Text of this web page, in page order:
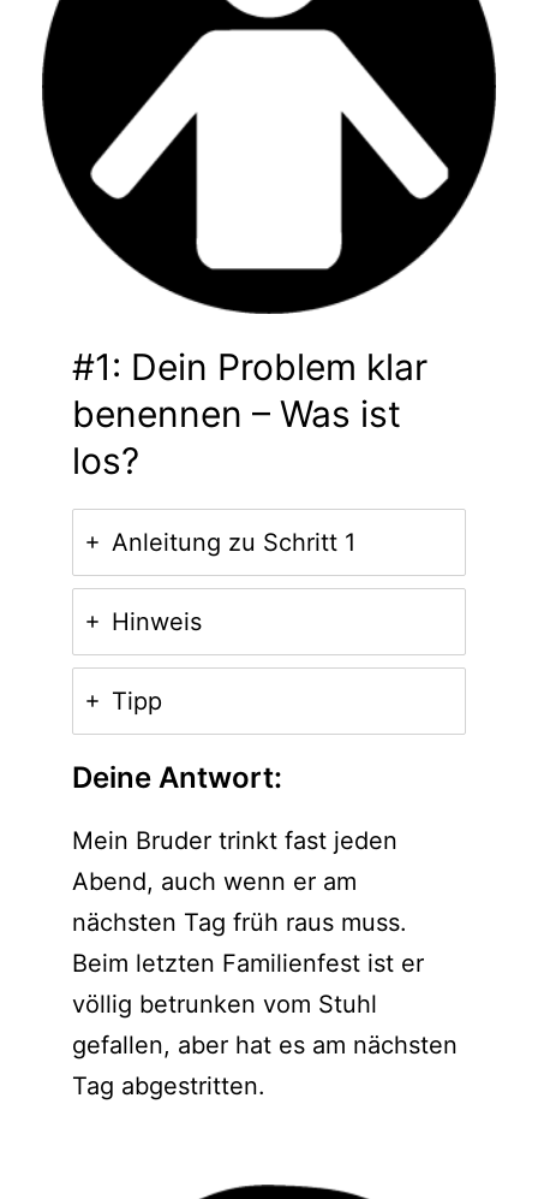
#1: Dein Problem klar
benennen – Was ist
los?
Anleitung zu Schritt 1
Hinweis
Tipp
Deine Antwort:
Mein Bruder trinkt fast jeden
Abend, auch wenn er am
nächsten Tag früh raus muss.
Beim letzten Familienfest ist er
völlig betrunken vom Stuhl
gefallen, aber hat es am nächsten
Tag abgestritten.